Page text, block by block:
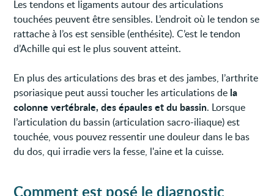
Les tendons et ligaments autour des articulations
touchées peuvent être sensibles. L’endroit où le tendon se
rattache à l’os est sensible (enthésite). C’est le tendon
d’Achille qui est le plus souvent atteint.
En plus des articulations des bras et des jambes, l’arthrite
psoriasique peut aussi toucher les articulations de la
colonne vertébrale, des épaules et du bassin. Lorsque
l’articulation du bassin (articulation sacro-iliaque) est
touchée, vous pouvez ressentir une douleur dans le bas
du dos, qui irradie vers la fesse, l'aine et la cuisse.
Comment est posé le diagnostic